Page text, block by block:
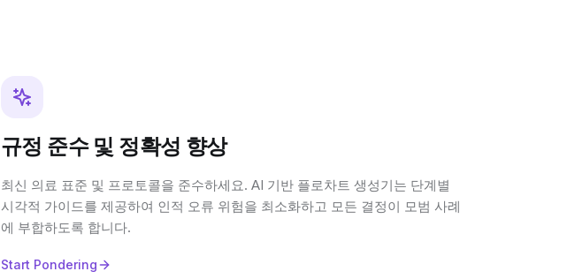
규정 준수 및 정확성 향상
최신 의료 표준 및 프로토콜을 준수하세요. AI 기반 플로차트 생성기는 단계별
시각적 가이드를 제공하여 인적 오류 위험을 최소화하고 모든 결정이 모범 사례
에 부합하도록 합니다.
Start Pondering